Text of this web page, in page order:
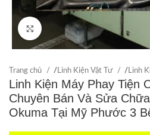
Click to enlarge
Trang chủ / Linh Kiện Vật Tư / Linh
Linh Kiện Máy Phay Tiện
Chuyên Bán Và Sửa
Okuma Tại Mỹ Phước 3